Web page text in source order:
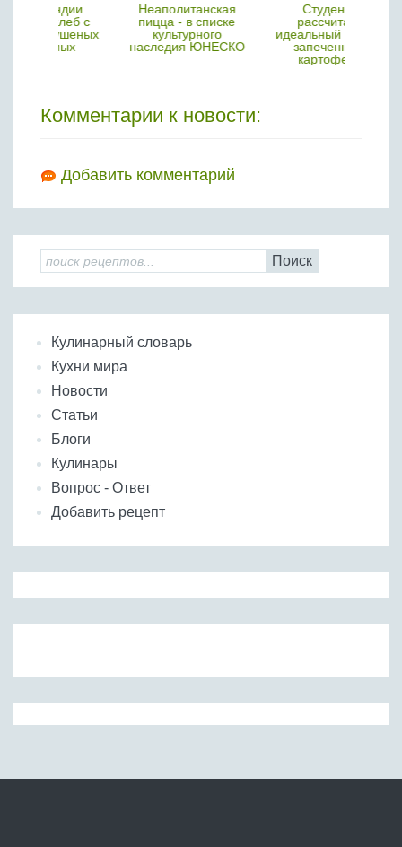
Неаполитанская
пицца - в списке
культурного
наследия ЮНЕСКО
Студенты
рассчитали
идеальный рецепт
запеченного
картофеля
Комментарии к новости:
Добавить комментарий
Поиск
Кулинарный словарь
Кухни мира
Новости
Статьи
Блоги
Кулинары
Вопрос - Ответ
Добавить рецепт